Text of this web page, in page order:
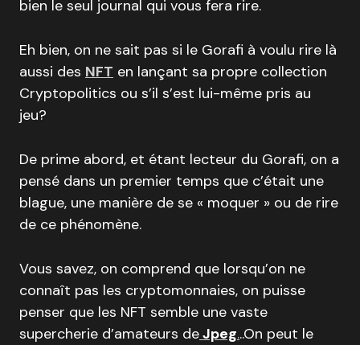
bien le seul journal qui vous fera rire.
Eh bien, on ne sait pas si le Gorafi à voulu rire là
aussi des NFT en lançant sa propre collection
Cryptopolitics ou s’il s’est lui-même pris au
jeu?
De prime abord, et étant lecteur du Gorafi, on a
pensé dans un premier temps que c’était une
blague, une manière de se « moquer » ou de rire
de ce phénomène.
Vous savez, on comprend que lorsqu’on ne
connaît pas les cryptomonnaies, on puisse
penser que les NFT semble une vaste
supercherie d’amateurs deJpeg...On peut le